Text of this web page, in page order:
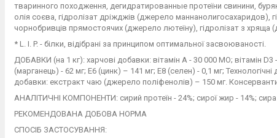
тваринного походження, дегидратированные протеїни свинини,
олія соєва, гідролізат дріжджів (джерело маннанолигосахаридов),
чорнобривців прямостоячих (джерело лютеїну), гідролізат з хряща
* L. I. P. - білки, відібрані за принципом оптимальної засвоюваності.
ДОБАВКИ (на 1 кг): харчові добавки: вітамін A - 30 000 МО; вітамін
(марганець) - 62 мг; E6 (цинк) – 141 мг; E8 (селен) - 0,1 мг;
добавки: екстракт чаю (джерело поліфенолів) – 150 мг.
АНАЛІТИЧНІ КОМПОНЕНТИ: сирий протеїн - 24%; сирої жир - 14%;
РЕКОМЕНДОВАНА ДОБОВА НОРМА
СПОСІБ ЗАСТОСУВАННЯ: